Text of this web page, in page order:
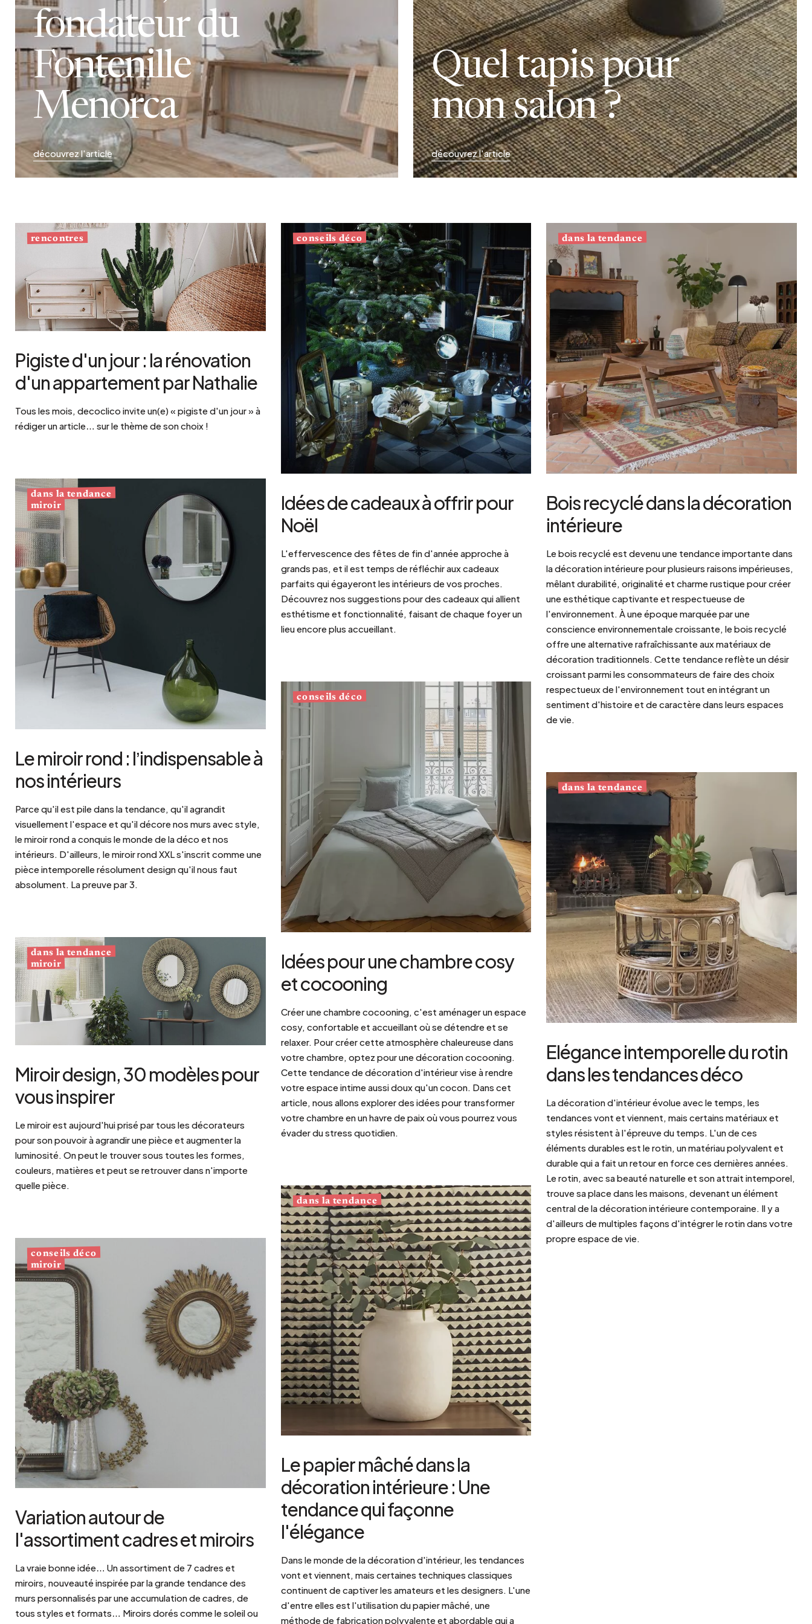
fondateur du
Fontenille
Menorca
découvrez l'article
Quel tapis pour
mon salon ?
découvrez l'article
rencontres
Pigiste d'un jour : la rénovation
d'un appartement par Nathalie
Tous les mois, decoclico invite un(e) « pigiste d'un jour » à
rédiger un article… sur le thème de son choix !
dans la tendance
miroir
Le miroir rond : l’indispensable à
nos intérieurs
Parce qu'il est pile dans la tendance, qu'il agrandit
visuellement l'espace et qu'il décore nos murs avec style,
le miroir rond a conquis le monde de la déco et nos
intérieurs. D'ailleurs, le miroir rond XXL s'inscrit comme une
pièce intemporelle résolument design qu'il nous faut
absolument. La preuve par 3.
dans la tendance
miroir
Miroir design, 30 modèles pour
vous inspirer
Le miroir est aujourd'hui prisé par tous les décorateurs
pour son pouvoir à agrandir une pièce et augmenter la
luminosité. On peut le trouver sous toutes les formes,
couleurs, matières et peut se retrouver dans n'importe
quelle pièce.
conseils déco
miroir
Variation autour de
l'assortiment cadres et miroirs
La vraie bonne idée… Un assortiment de 7 cadres et
miroirs, nouveauté inspirée par la grande tendance des
murs personnalisés par une accumulation de cadres, de
tous styles et formats… Miroirs dorés comme le soleil ou
conseils déco
Idées de cadeaux à offrir pour
Noël
L'effervescence des fêtes de fin d'année approche à
grands pas, et il est temps de réfléchir aux cadeaux
parfaits qui égayeront les intérieurs de vos proches.
Découvrez nos suggestions pour des cadeaux qui allient
esthétisme et fonctionnalité, faisant de chaque foyer un
lieu encore plus accueillant.
conseils déco
Idées pour une chambre cosy
et cocooning
Créer une chambre cocooning, c'est aménager un espace
cosy, confortable et accueillant où se détendre et se
relaxer. Pour créer cette atmosphère chaleureuse dans
votre chambre, optez pour une décoration cocooning.
Cette tendance de décoration d'intérieur vise à rendre
votre espace intime aussi doux qu'un cocon. Dans cet
article, nous allons explorer des idées pour transformer
votre chambre en un havre de paix où vous pourrez vous
évader du stress quotidien.
dans la tendance
Le papier mâché dans la
décoration intérieure : Une
tendance qui façonne
l'élégance
Dans le monde de la décoration d'intérieur, les tendances
vont et viennent, mais certaines techniques classiques
continuent de captiver les amateurs et les designers. L'une
d'entre elles est l'utilisation du papier mâché, une
méthode de fabrication polyvalente et abordable qui a
dans la tendance
Bois recyclé dans la décoration
intérieure
Le bois recyclé est devenu une tendance importante dans
la décoration intérieure pour plusieurs raisons impérieuses,
mêlant durabilité, originalité et charme rustique pour créer
une esthétique captivante et respectueuse de
l'environnement. À une époque marquée par une
conscience environnementale croissante, le bois recyclé
offre une alternative rafraîchissante aux matériaux de
décoration traditionnels. Cette tendance reflète un désir
croissant parmi les consommateurs de faire des choix
respectueux de l'environnement tout en intégrant un
sentiment d'histoire et de caractère dans leurs espaces
de vie.
dans la tendance
Elégance intemporelle du rotin
dans les tendances déco
La décoration d'intérieur évolue avec le temps, les
tendances vont et viennent, mais certains matériaux et
styles résistent à l'épreuve du temps. L'un de ces
éléments durables est le rotin, un matériau polyvalent et
durable qui a fait un retour en force ces dernières années.
Le rotin, avec sa beauté naturelle et son attrait intemporel,
trouve sa place dans les maisons, devenant un élément
central de la décoration intérieure contemporaine. Il y a
d'ailleurs de multiples façons d'intégrer le rotin dans votre
propre espace de vie.